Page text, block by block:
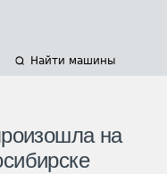
Найти машины
на